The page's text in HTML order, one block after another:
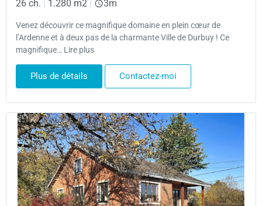
26 ch. 1.280 m2 3m
Venez découvrir ce magnifique domaine en plein cœur de
l’Ardenne et à deux pas de la charmante Ville de Durbuy ! Ce
magnifique… Lire plus
Plus de détails Contactez-moi